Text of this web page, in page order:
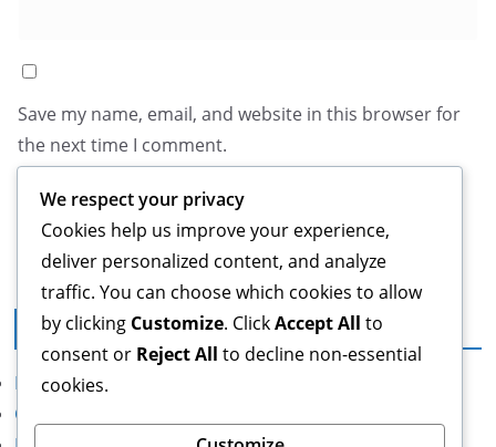
Save my name, email, and website in this browser for
the next time I comment.
Rechtliches
Kontaktieren Sie uns
Cookie-Einstellungen
We respect your privacy
Cookies help us improve your experience,
deliver personalized content, and analyze
traffic. You can choose which cookies to allow
by clicking Customize. ClickAccept All to
consent or Reject All to decline non-essential
cookies.